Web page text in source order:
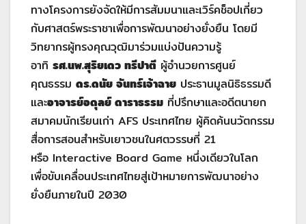
ทางโครงการยังจัดให้มีการสัมมนาและเวิร์คช็อปเกี่ยว
กับศาสตร์พระราชาเพื่อการพัฒนาอย่างยั่งยืน โดยมี
วิทยากรผู้ทรงคุณวุฒิมาร่วมแบ่งปันความรู้
อาทิ รศ.นพ.สุริยเดว ทรีปาตี ผู้อำนวยการศูนย์
คุณธรรม ดร.ดนัย จันทร์เจ้าฉาย ประธานมูลนิธิธรรมดี
และอาจารย์อดุลย์ ดาราธรรม ที่ปรึกษาและอดีตนายก
สมาคมนักเรียนเก่า AFS ประเทศไทย ผู้คิดค้นนวัตกรรม
สื่อการสอนสำหรับเยาวชนในศตวรรษที่ 21
หรือ Interactive Board Game หนึ่งเดียวในโลก
เพื่อขับเคลื่อนประเทศไทยสู่เป้าหมายการพัฒนาอย่าง
ยั่งยืนภายในปี 2030